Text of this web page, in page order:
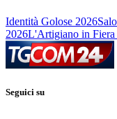
Identità Golose 2026
2026L'Artigiano in Fiera
Seguici su